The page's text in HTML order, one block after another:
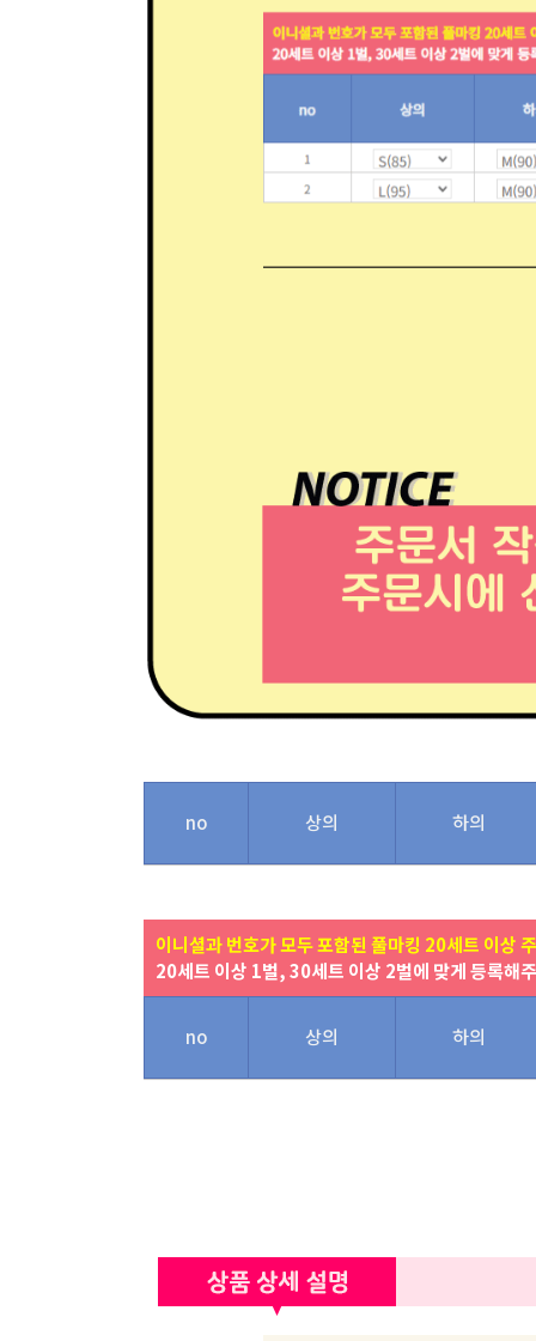
no 상의 하의
이니셜과 번호가 모두 포함된 풀마킹 20세트 이상
20세트 이상 1벌, 30세트 이상 2벌에 맞게 등록해
no 상의 하의